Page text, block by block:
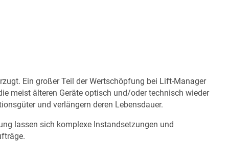
Ein großer Teil der Wertschöpfung bei Lift-Manager
meist älteren Geräte optisch und/oder technisch wieder
und verlängern deren Lebensdauer.
lassen sich komplexe Instandsetzungen und